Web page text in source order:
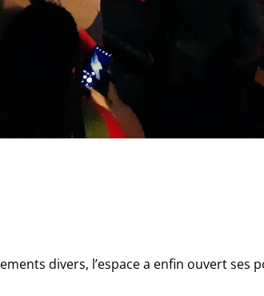
divers, l’espace a enfin ouvert ses